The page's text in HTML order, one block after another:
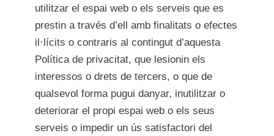
utilitzar el espai web o els serveis que es
prestin a través d’ell amb finalitats o efectes
il·lícits o contraris al contingut d’aquesta
Política de privacitat, que lesionin els
interessos o drets de tercers, o que de
qualsevol forma pugui danyar, inutilitzar o
deteriorar el propi espai web o els seus
serveis o impedir un ús satisfactori del